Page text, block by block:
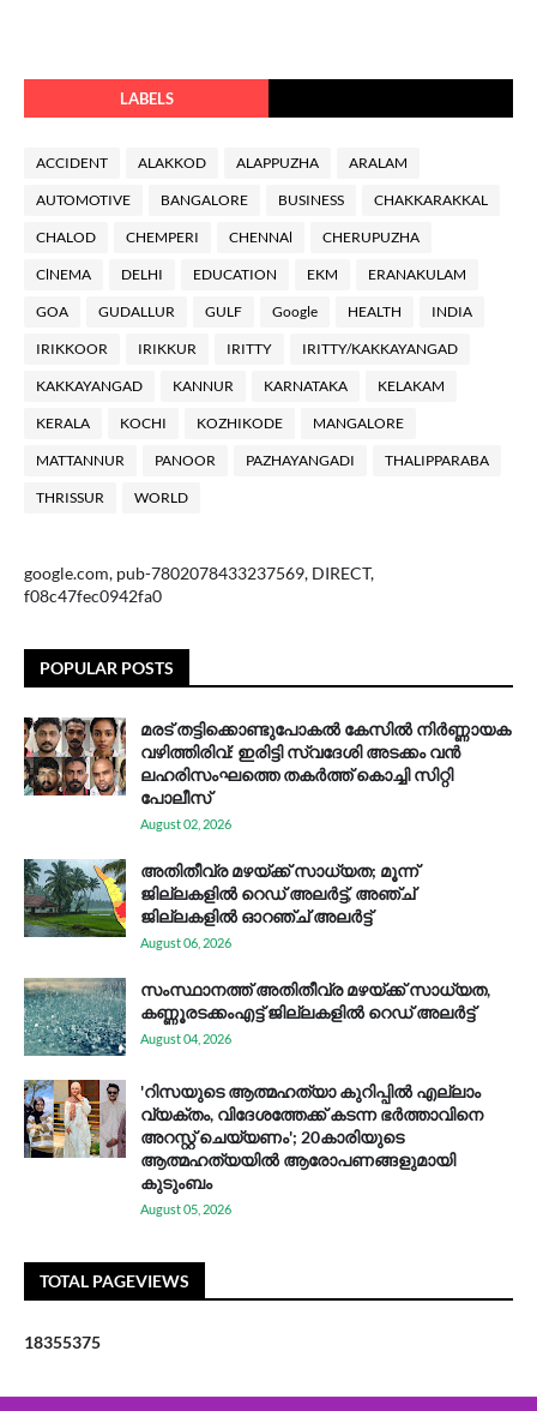
LABELS
ACCIDENT ALAKKOD ALAPPUZHA ARALAM
AUTOMOTIVE BANGALORE BUSINESS CHAKKARAKKAL
CHALOD CHEMPERI CHENNAl CHERUPUZHA
ClNEMA DELHI EDUCATION EKM ERANAKULAM
GOA GUDALLUR GULF Google HEALTH INDIA
IRIKKOOR IRIKKUR IRITTY IRITTY/KAKKAYANGAD
KAKKAYANGAD KANNUR KARNATAKA KELAKAM
KERALA KOCHI KOZHIKODE MANGALORE
MATTANNUR PANOOR PAZHAYANGADI THALIPPARABA
THRISSUR WORLD
google.com, pub-7802078433237569, DIRECT,
f08c47fec0942fa0
POPULAR POSTS
മരട് തട്ടിക്കൊണ്ടുപോകൽ കേസിൽ നിർണ്ണായക
വഴിത്തിരിവ്: ഇരിട്ടി സ്വദേശി അടക്കം വൻ
ലഹരിസംഘത്തെ തകർത്ത് കൊച്ചി സിറ്റി
പോലീസ്
August 02, 2026
അതിതീവ്ര മഴയ്ക്ക് സാധ്യത; മൂന്ന്
ജില്ലകളിൽ റെഡ് അലർട്ട്, അഞ്ച്
ജില്ലകളിൽ ഓറഞ്ച് അലർട്ട്
August 06, 2026
സം​സ്ഥാ​ന​ത്ത് അ​തി​തീ​വ്ര മ​ഴ​യ്ക്ക് സാ​ധ്യ​ത,
കണ്ണൂരടക്കംഎ​ട്ട് ജി​ല്ല​ക​ളി​ൽ റെ​ഡ് അ​ലർ​ട്ട്
August 04, 2026
'റിസയുടെ ആത്മഹത്യാ കുറിപ്പിൽ എല്ലാം
വ്യക്തം, വിദേശത്തേക്ക് കടന്ന ഭർത്താവിനെ
അറസ്റ്റ് ചെയ്യണം'; 20കാരിയുടെ
ആത്മഹത്യയിൽ ആരോപണങ്ങളുമായി
കുടുംബം
August 05, 2026
TOTAL PAGEVIEWS
18355375